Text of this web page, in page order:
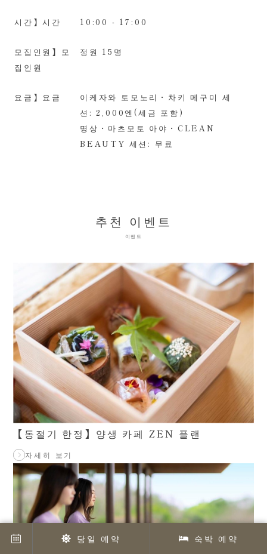
당일 예약 숙박 예약
시간】시간 10:00 - 17:00
모집인원】모
집인원
정원 15명
요금】요금
이케자와 토모노리・차키 메구미 세
션: 2,000엔(세금 포함)
명상・마츠모토 아야・CLEAN
BEAUTY 세션: 무료
추천 이벤트
이벤트
【동절기 한정】양생 카페 ZEN 플랜
자세히 보기